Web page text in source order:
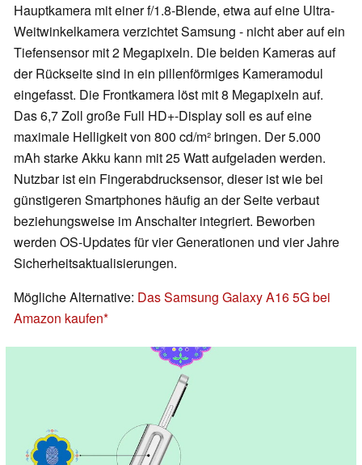
Hauptkamera mit einer f/1.8-Blende, etwa auf eine Ultra-
Weitwinkelkamera verzichtet Samsung - nicht aber auf ein
Tiefensensor mit 2 Megapixeln. Die beiden Kameras auf
der Rückseite sind in ein pillenförmiges Kameramodul
eingefasst. Die Frontkamera löst mit 8 Megapixeln auf.
Das 6,7 Zoll große Full HD+-Display soll es auf eine
maximale Helligkeit von 800 cd/m² bringen. Der 5.000
mAh starke Akku kann mit 25 Watt aufgeladen werden.
Nutzbar ist ein Fingerabdrucksensor, dieser ist wie bei
günstigeren Smartphones häufig an der Seite verbaut
beziehungsweise im Anschalter integriert. Beworben
werden OS-Updates für vier Generationen und vier Jahre
Sicherheitsaktualisierungen.
Mögliche Alternative: Das Samsung Galaxy A16 5G bei
Amazon kaufen